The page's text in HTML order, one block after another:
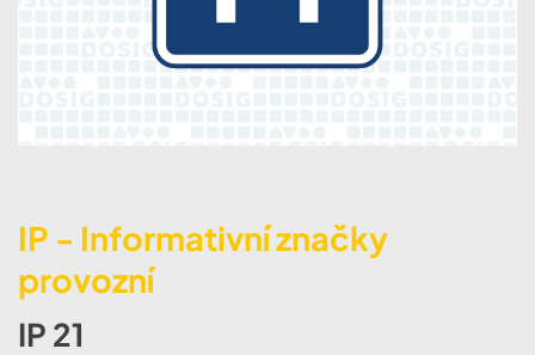
IP - Informativní značky
provozní
IP 21